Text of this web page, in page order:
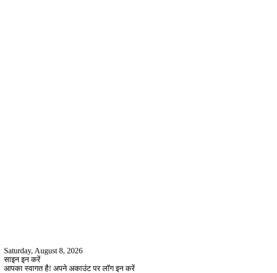
Saturday, August 8, 2026
साइन इन करें
आपका स्वागत है! अपने अकाउंट पर लॉग इन करें